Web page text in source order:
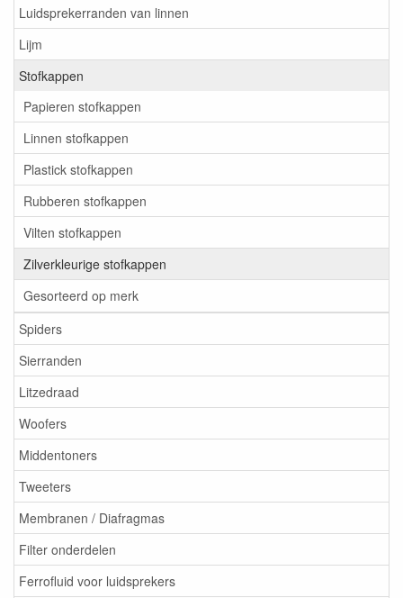
Luidsprekerranden van linnen
Lijm
Stofkappen
Papieren stofkappen
Linnen stofkappen
Plastick stofkappen
Rubberen stofkappen
Vilten stofkappen
Zilverkleurige stofkappen
Gesorteerd op merk
Spiders
Sierranden
Litzedraad
Woofers
Middentoners
Tweeters
Membranen / Diafragmas
Filter onderdelen
Ferrofluid voor luidsprekers